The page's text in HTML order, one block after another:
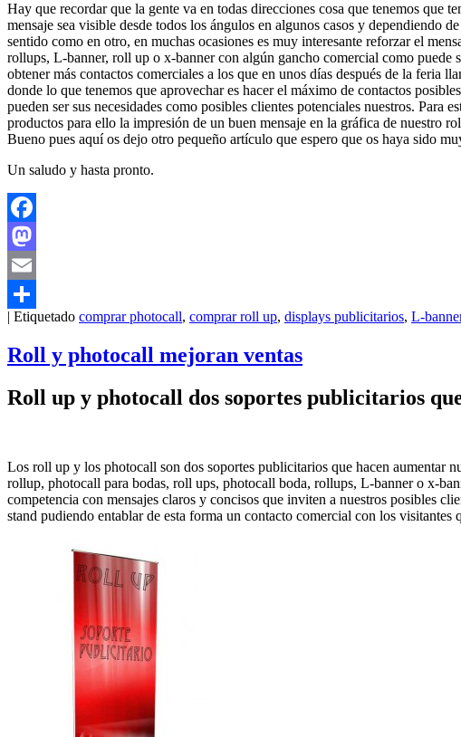
Hay que recordar que la gente va en todas direcciones cosa que tenemos que
mensaje sea visible desde todos los ángulos en algunos casos y dependiendo
sentido como en otro, en muchas ocasiones es muy interesante reforzar el
rollups, L-banner, roll up o x-banner con algún gancho comercial como puede
obtener más contactos comerciales a los que en unos días después de la feria
donde lo que tenemos que aprovechar es hacer el máximo de contactos
pueden ser sus necesidades como posibles clientes potenciales nuestros. Para
productos para ello la impresión de un buen mensaje en la gráfica de nuestro
Bueno pues aquí os dejo otro pequeño artículo que espero que os haya sido
Un saludo y hasta pronto.
Facebook
Mastodon
Email
Compartir
| Etiquetado comprar photocall, comprar roll up, displays publicitarios, L-
Roll y photocall mejoran ventas
Roll up y photocall dos soportes publicitarios
Los roll up y los photocall son dos soportes publicitarios que hacen aumentar
rollup, photocall para bodas, roll ups, photocall boda, rollups, L-banner o x-
competencia con mensajes claros y concisos que inviten a nuestros posibles
stand pudiendo entablar de esta forma un contacto comercial con los